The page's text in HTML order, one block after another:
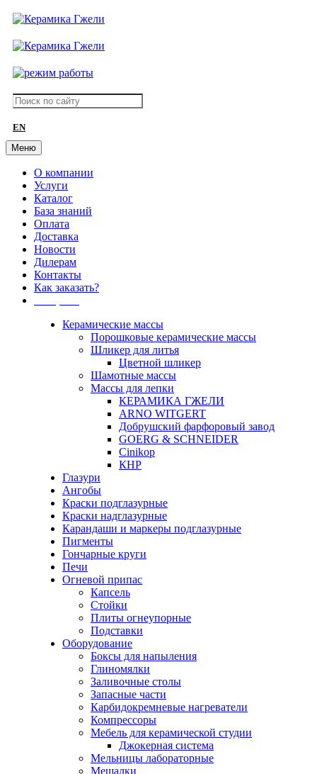
EN
Меню
О компании
Услуги
Каталог
База знаний
Оплата
Доставка
Новости
Дилерам
Контакты
Как заказать?
Керамические массы
Порошковые керамические массы
Шликер для литья
Цветной шликер
Шамотные массы
Массы для лепки
КЕРАМИКА ГЖЕЛИ
ARNO WITGERT
Добрушский фарфоровый завод
GOERG & SCHNEIDER
Cinikop
КНР
Глазури
Ангобы
Краски подглазурные
Краски надглазурные
Карандаши и маркеры подглазурные
Пигменты
Гончарные круги
Печи
Огневой припас
Капсель
Стойки
Плиты огнеупорные
Подставки
Оборудование
Боксы для напыления
Глиномялки
Заливочные столы
Запасные части
Карбидокремневые нагреватели
Компрессоры
Мебель для керамической студии
Джокерная система
Мельницы лабораторные
Мешалки